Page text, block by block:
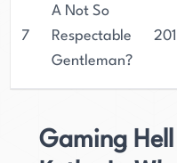
7
A Not So
Respectable
Gentleman?
Gaming